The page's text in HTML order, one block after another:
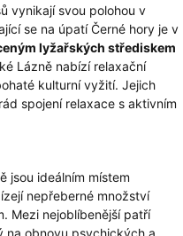
vynikají svou polohou v
se na úpatí Černé hory je v
lyžařských střediskem
Lázně nabízí relaxační
kulturní vyžití. Jejich
spojení relaxace s aktivním
jsou ideálním místem
nepřeberné množství
Mezi nejoblíbenější patří
na obnovu psychických a